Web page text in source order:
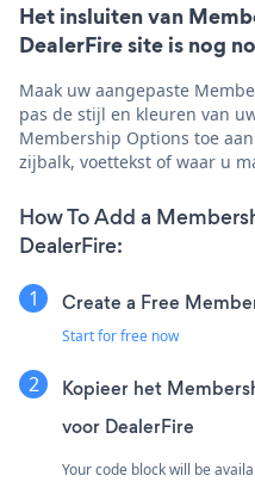
Het insluiten van
DealerFire site is nog
Maak uw aangepaste
pas de stijl en kleuren van
Membership Options toe
zijbalk, voettekst of waar u
How To Add a
DealerFire:
Create a Free
Start for free now
Kopieer het
voor DealerFire
Your code block will be